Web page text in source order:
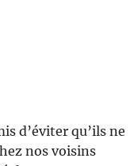
d’éviter qu’ils ne
nos voisins